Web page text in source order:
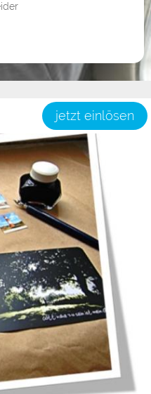
jetzt einlösen